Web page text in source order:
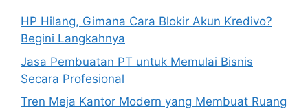
HP Hilang, Gimana Cara Blokir Akun Kredivo?
Begini Langkahnya
Jasa Pembuatan PT untuk Memulai Bisnis
Secara Profesional
Tren Meja Kantor Modern yang Membuat Ruang